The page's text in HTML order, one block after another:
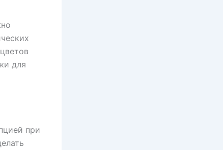
для
при